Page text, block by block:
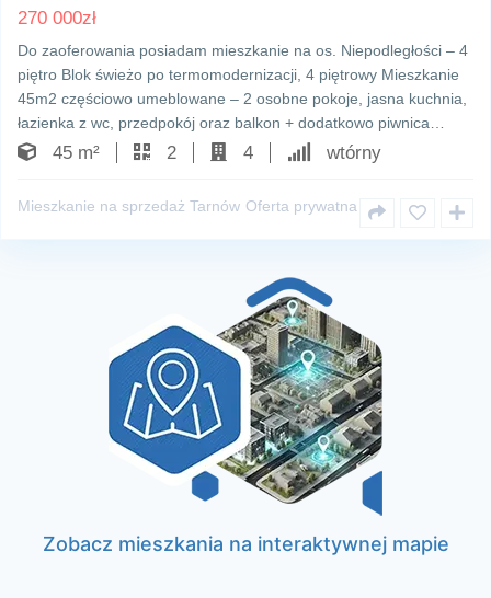
270 000zł
Do zaoferowania posiadam mieszkanie na os. Niepodległości – 4
piętro Blok świeżo po termomodernizacji, 4 piętrowy Mieszkanie
45m2 częściowo umeblowane – 2 osobne pokoje, jasna kuchnia,
łazienka z wc, przedpokój oraz balkon + dodatkowo piwnica…
45 m² 2 4 wtórny
Mieszkanie na sprzedaż Tarnów Oferta prywatna
Zobacz mieszkania na interaktywnej mapie